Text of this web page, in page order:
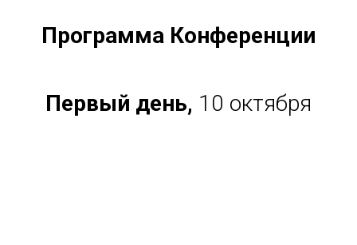
Программа Конференции
Первый день, 10 октября